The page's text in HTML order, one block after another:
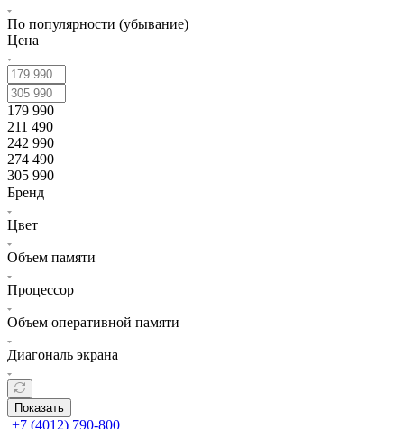
По популярности (убывание)
Цена
179 990
211 490
242 990
274 490
305 990
Бренд
Цвет
Объем памяти
Процессор
Объем оперативной памяти
Диагональ экрана
Показать
+7 (4012) 790-800